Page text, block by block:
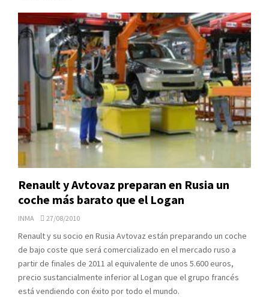
Renault y Avtovaz preparan en Rusia un
coche más barato que el Logan
INMA 27/08/2010
Renault y su socio en Rusia Avtovaz están preparando un coche
de bajo coste que será comercializado en el mercado ruso a
partir de finales de 2011 al equivalente de unos 5.600 euros,
precio sustancialmente inferior al Logan que el grupo francés
está vendiendo con éxito por todo el mundo.